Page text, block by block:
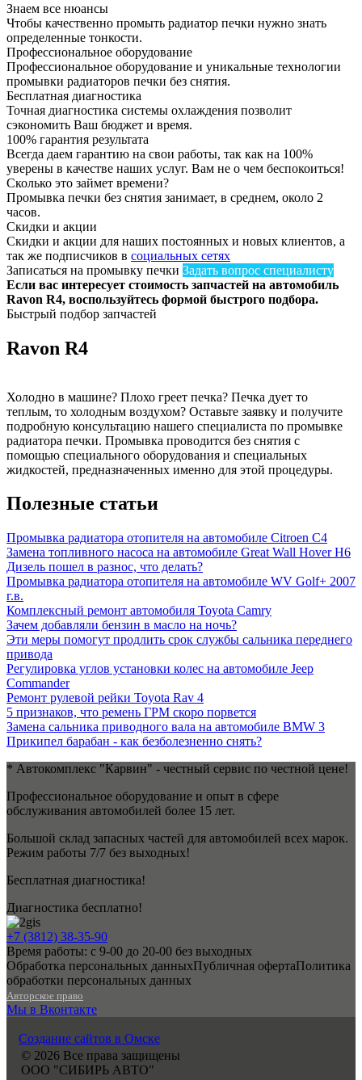
Знаем все нюансы
Чтобы качественно промыть радиатор печки нужно знать
определенные тонкости.
Профессиональное оборудование
Профессиональное оборудование и уникальные технологии
промывки радиаторов печки без снятия.
Бесплатная диагностика
Точная диагностика системы охлаждения позволит
сэкономить Ваш бюджет и время.
100% гарантия результата
Всегда даем гарантию на свои работы, так как на 100%
уверены в качестве наших услуг. Вам не о чем беспокоиться!
Сколько это займет времени?
Промывка печки без снятия занимает, в среднем, около 2
часов.
Скидки и акции
Скидки и акции для наших постоянных и новых клиентов, а
так же подписчиков в социальных сетях
Записаться на промывку печки Задать вопрос специалисту
Если вас интересует стоимость запчастей на автомобиль
Ravon R4, воспользуйтесь формой быстрого подбора.
Быстрый подбор запчастей
Ravon R4
Холодно в машине? Плохо греет печка? Печка дует то
теплым, то холодным воздухом? Оставьте заявку и получите
подробную консультацию нашего специалиста по промывке
радиатора печки. Промывка проводится без снятия с
помощью специального оборудования и специальных
жидкостей, предназначенных именно для этой процедуры.
Полезные статьи
Промывка радиатора отопителя на автомобиле Citroen C4
Замена топливного насоса на автомобиле Great Wall Hover H6
Дизель пошел в разнос, что делать?
Промывка радиатора отопителя на автомобиле WV Golf+ 2007
г.в.
Комплексный ремонт автомобиля Toyota Camry
Зачем добавляли бензин в масло на ночь?
Эти меры помогут продлить срок службы сальника переднего
привода
Регулировка углов установки колес на автомобиле Jeep
Commander
Ремонт рулевой рейки Toyota Rav 4
5 признаков, что ремень ГРМ скоро порвется
Замена сальника приводного вала на автомобиле BMW 3
Прикипел барабан - как безболезненно снять?
* Автокомплекс "Карвин" - честный сервис по честной цене!
Профессиональное оборудование и опыт в сфере
обслуживания автомобилей более 15 лет.
Большой склад запасных частей для автомобилей всех марок.
Режим работы 7/7 без выходных!
Бесплатная диагностика!
Диагностика бесплатно!
+7 (3812) 38-35-90
Время работы: с 9-00 до 20-00 без выходных
Обработка персональных данныхПубличная офертаПолитика
обработки персональных данных
Авторское право
Мы в Вконтакте
Создание сайтов в Омске
© 2026 Все права защищены
ООО "СИБИРЬ АВТО"